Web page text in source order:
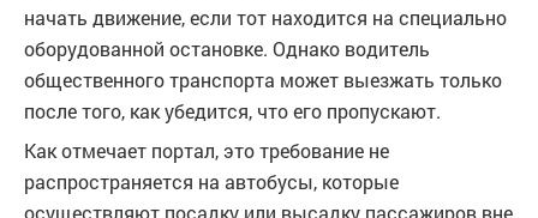
начать движение, если тот находится на специально
оборудованной остановке. Однако водитель
общественного транспорта может выезжать только
после того, как убедится, что его пропускают.
Как отмечает портал, это требование не
распространяется на автобусы, которые
осуществляют посадку или высадку пассажиров вне